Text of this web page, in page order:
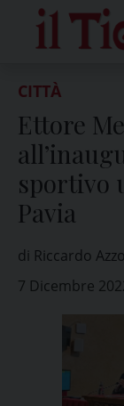
content
CITTÀ
Ettore
sportivo
Pavia
di Riccardo
7 Dicembre